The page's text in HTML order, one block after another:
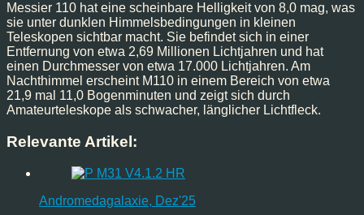
Messier 110 hat eine scheinbare Helligkeit von 8,0 mag, was
sie unter dunklen Himmelsbedingungen in kleinen
Teleskopen sichtbar macht. Sie befindet sich in einer
Entfernung von etwa 2,69 Millionen Lichtjahren und hat
einen Durchmesser von etwa 17.000 Lichtjahren. Am
Nachthimmel erscheint M110 in einem Bereich von etwa
21,9 mal 11,0 Bogenminuten und zeigt sich durch
Amateurteleskope als schwacher, länglicher Lichtfleck.
Relevante Artikel:
Andromedagalaxie, Dez'25